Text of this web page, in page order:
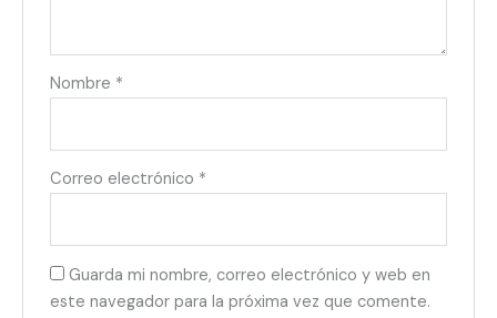
Nombre *
Correo electrónico *
Guarda mi nombre, correo electrónico y web en
este navegador para la próxima vez que comente.